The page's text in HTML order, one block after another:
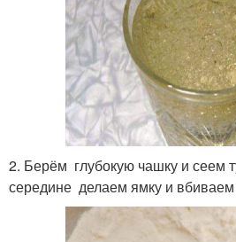
2. Берём глубокую чашку и сеем
середине делаем ямку и